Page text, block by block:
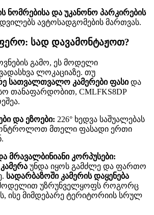
ნომრებისა და უკანონო პარკირების
ავტოსადგომების მართვას.
სად დავამონტაჟოთ?
გამო, ეს მოდელი
ლოკაციაზე. თუ
სათვალთვალო კამერები ფასიდა
თანაფარდობით, CMLFKS8DP
და ეზოები: 226° ხედვა საშუალებას
მთელი ფასადი ერთი
მრავალბინიანი კორპუსები:
უნდა იყოს გამძლე და ფართო
სადარბაზოში კამერის დაყენება
მოდელით უზრუნველყოფს როგორც
ისე მიმდებარე ტერიტორიის სრულ